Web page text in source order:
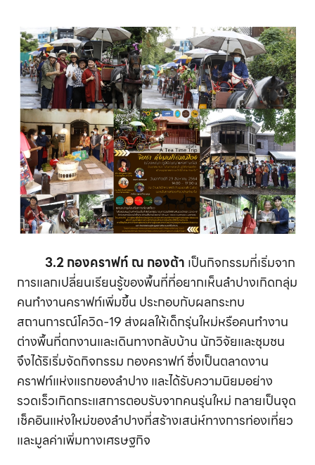
3.2 กองคราฟท์ ณ กองต้า เป็นกิจกรรมที่เริ่มจาก
การแลกเปลี่ยนเรียนรู้ของพื้นที่ที่อยากเห็นลำปางเกิดกลุ่ม
คนทำงานคราฟท์เพิ่มขึ้น ประกอบกับผลกระทบ
สถานการณ์โควิด-19 ส่งผลให้เด็กรุ่นใหม่หรือคนทำงาน
ต่างพื้นที่ตกงานและเดินทางกลับบ้าน นักวิจัยและชุมชน
จึงได้ริเริ่มจัดกิจกรรม กองคราฟท์ ซึ่งเป็นตลาดงาน
คราฟท์แห่งแรกของลำปาง และได้รับความนิยมอย่าง
รวดเร็วเกิดกระแสการตอบรับจากคนรุ่นใหม่ กลายเป็นจุด
เช็คอินแห่งใหม่ของลำปางที่สร้างเสน่ห์ทางการท่องเที่ยว
และมูลค่าเพิ่มทางเศรษฐกิจ